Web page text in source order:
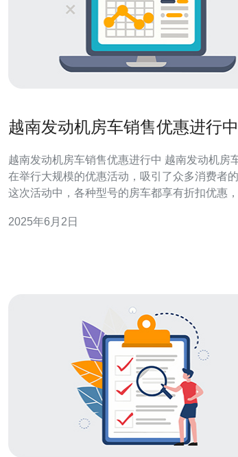
越南发动机房车销售优惠进行中
越南发动机房车销售优惠进行中 越南发动机房车销售商正
在举行大规模的优惠活动，吸引了众多消费者
这次活动中，各种型号的房车都享有折扣优惠
以及灵活的付款方式。消费者可以根据自己的需
2025年6月2日